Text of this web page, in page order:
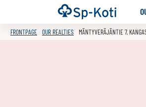
Go
to
content
Frontpage
FRONTPAGE OUR REALTIES MÄNTYVERÄJÄNTIE 7,